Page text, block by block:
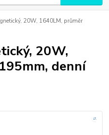
20W, 1640LM, průměr
20W,
denní